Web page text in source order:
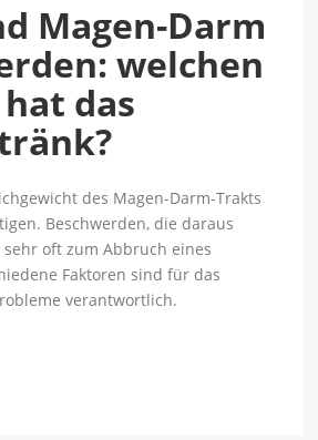
Magen-Darm
welchen
das
des Magen-Darm-Trakts
Beschwerden, die daraus
oft zum Abbruch eines
Faktoren sind für das
verantwortlich.